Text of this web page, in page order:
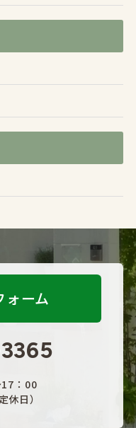
：00
休日）
ォーム